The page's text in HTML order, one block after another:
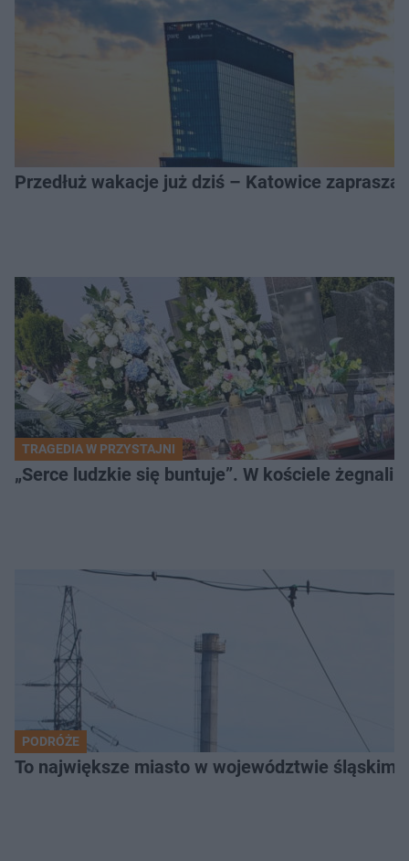
Przedłuż wakacje już dziś – Katowice
TRAGEDIA W PRZYSTAJNI
„Serce ludzkie się buntuje”. W kościele żegnali
PODRÓŻE
To największe miasto w województwie